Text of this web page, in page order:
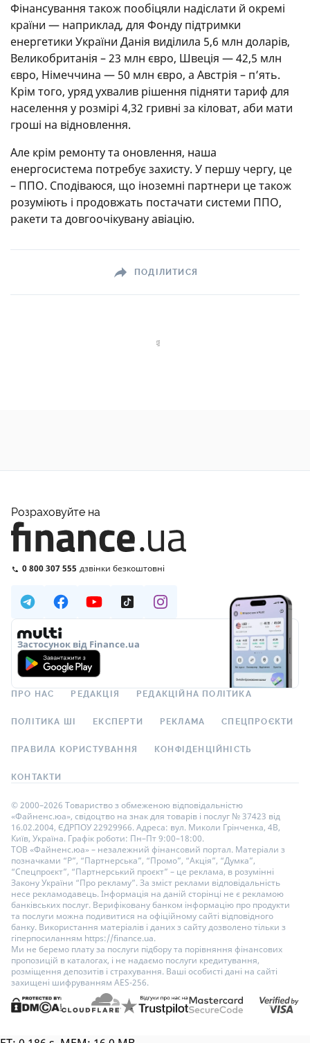
Фінансування також пообіцяли надіслати й окремі
країни — наприклад, для Фонду підтримки
енергетики України Данія виділила 5,6 млн доларів,
Великобританія – 23 млн євро, Швеція — 42,5 млн
євро, Німеччина — 50 млн євро, а Австрія – п’ять.
Крім того, уряд ухвалив рішення підняти тариф для
населення у розмірі 4,32 гривні за кіловат, аби мати
гроші на відновлення.
Але крім ремонту та оновлення, наша
енергосистема потребує захисту. У першу чергу, це
– ППО. Сподіваюся, що іноземні партнери це також
розуміють і продовжать постачати системи ППО,
ракети та довгоочікувану авіацію.
ПОДІЛИТИСЯ
Розраховуйте на
0 800 307 555 дзвінки безкоштовні
Застосунок від Finance.ua
ПРО НАС РЕДАКЦІЯ РЕДАКЦІЙНА ПОЛІТИКА
ПОЛІТИКА ШІ ЕКСПЕРТИ РЕКЛАМА СПЕЦПРОЄКТИ
ПРАВИЛА КОРИСТУВАННЯ КОНФІДЕНЦІЙНІСТЬ
КОНТАКТИ
© 2000–2026 Товариство з обмеженою відповідальністю
«Файненс.юа», свідоцтво на знак для товарів і послуг № 37423 від
16.02.2004, ЄДРПОУ 22929966. Адреса: вул. Миколи Грінченка, 4В,
Київ, Україна. Графік роботи: Пн–Пт 9:00–18:00.
ТОВ «Файненс.юа» – незалежний фінансовий портал. Матеріали з
позначками “Р”, “Партнерська”, “Промо”, “Акція”, “Думка”,
“Спецпроєкт”, “Партнерський проєкт” – це реклама, в розумінні
Закону України “Про рекламу”. За зміст реклами відповідальність
несе рекламодавець. Інформація на даній сторінці не є рекламою
банківських послуг. Верифіковану банком інформацію про продукти
та послуги можна подивитися на офіційному сайті відповідного
банку. Використання матеріалів і даних з сайту дозволено тільки з
гіперпосиланням https://finance.ua.
Ми не беремо плату за послуги підбору та порівняння фінансових
пропозицій в каталогах, і не надаємо послуги кредитування,
розміщення депозитів і страхування. Ваші особисті дані на сайті
захищені шифруванням AES-256.